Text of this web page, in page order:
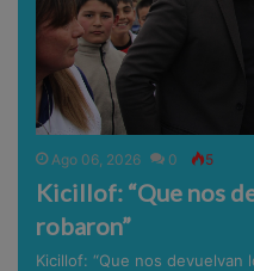
Ago 06, 2026 0 5
Kicillof: “Que nos
robaron”
Kicillof: “Que nos devuelvan